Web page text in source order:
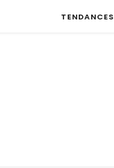
TENDANCES